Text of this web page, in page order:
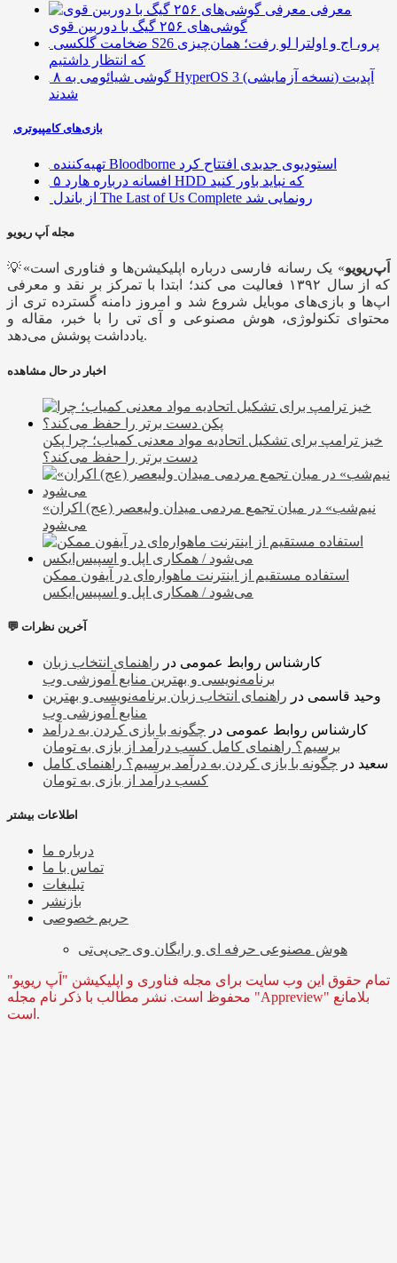
معرفی
گوشی‌های ۲۵۶ گیگ با دوربین قوی
ضخامت گلکسی S26 پرو، اج و اولترا لو رفت؛ همان‌چیزی
که انتظار داشتیم
۸ گوشی شیائومی به HyperOS 3 (نسخه آزمایشی) آپدیت
شدند
بازی‌های کامپیوتری
تهیه‌کننده Bloodborne استودیوی جدیدی افتتاح کرد
۵ افسانه درباره هارد HDD که نباید باور کنید
از باندل The Last of Us Complete رونمایی شد
مجله اَپ ریویو
💡« اَپ‌ریویو» یک رسانه فارسی درباره اپلیکیشن‌ها و فناوری است
که از سال ۱۳۹۲ فعالیت می کند؛ ابتدا با تمرکز بر نقد و معرفی
اپ‌ها و بازی‌های موبایل شروع شد و امروز دامنه گسترده تری از
محتوای تکنولوژی، هوش مصنوعی و آی تی را با خبر، مقاله و
یادداشت پوشش می‌دهد.
اخبار در حال مشاهده
خیز ترامپ برای تشکیل اتحادیه مواد معدنی کمیاب؛ چرا پکن
دست برتر را حفظ می‌کند؟
«نیم‌شب» در میان تجمع مردمی میدان ولیعصر (عج) اکران
می‌شود
استفاده مستقیم از اینترنت ماهواره‌ای در آیفون ممکن
می‌شود / همکاری اپل و اسپیس‌ایکس
💬 آخرین نظرات
کارشناس روابط عمومی در راهنمای انتخاب زبان
برنامه‌نویسی و بهترین منابع آموزشی وب
وحید قاسمی در راهنمای انتخاب زبان برنامه‌نویسی و بهترین
منابع آموزشی وب
کارشناس روابط عمومی در چگونه با بازی کردن به درآمد
برسیم؟ راهنمای کامل کسب درآمد از بازی به تومان
سعید در چگونه با بازی کردن به درآمد برسیم؟ راهنمای کامل
کسب درآمد از بازی به تومان
اطلاعات بیشتر
درباره ما
تماس با ما
تبلیغات
بازنشر
حریم خصوصی
هوش مصنوعی حرفه ای و رایگان وی جی‌پی‌تی
تمام حقوق این وب سایت برای مجله فناوری و اپلیکیشن "اَپ ریویو"
محفوظ است. نشر مطالب با ذکر نام مجله "Appreview" بلامانع
است.